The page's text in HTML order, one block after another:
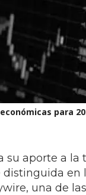
para
su aporte a
distinguida
una de